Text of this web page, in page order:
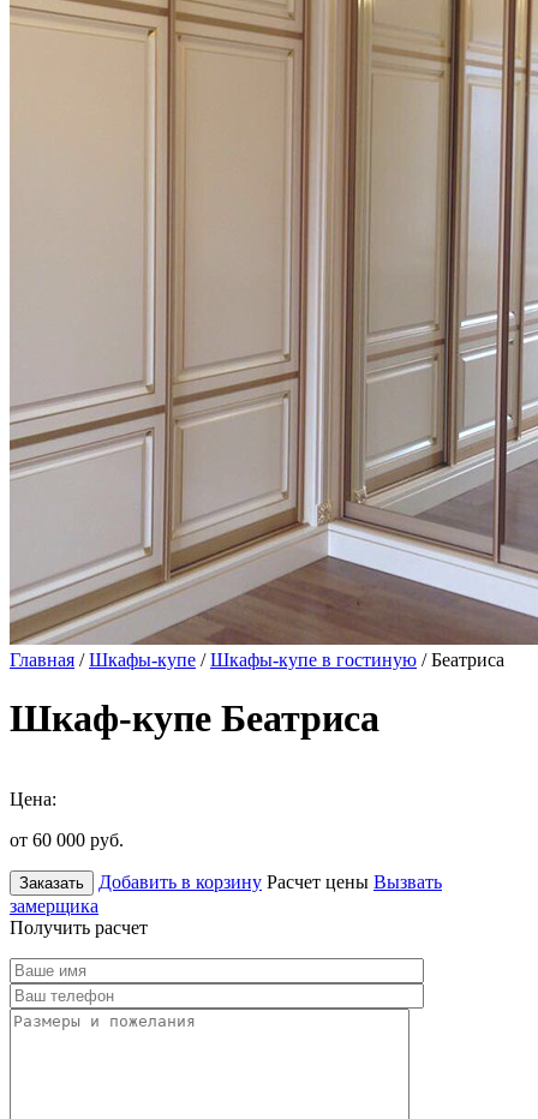
Главная /Шкафы-купе /Шкафы-купе в гостиную / Беатриса
Шкаф-купе Беатриса
Цена:
от 60 000 руб.
Заказать Добавить в корзину Расчет цены Вызвать
замерщика
Получить расчет